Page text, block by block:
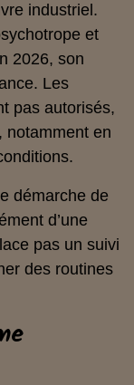
industriel.
et
2026, son
Les
pas autorisés,
notamment en
démarche de
d’une
pas un suivi
des routines